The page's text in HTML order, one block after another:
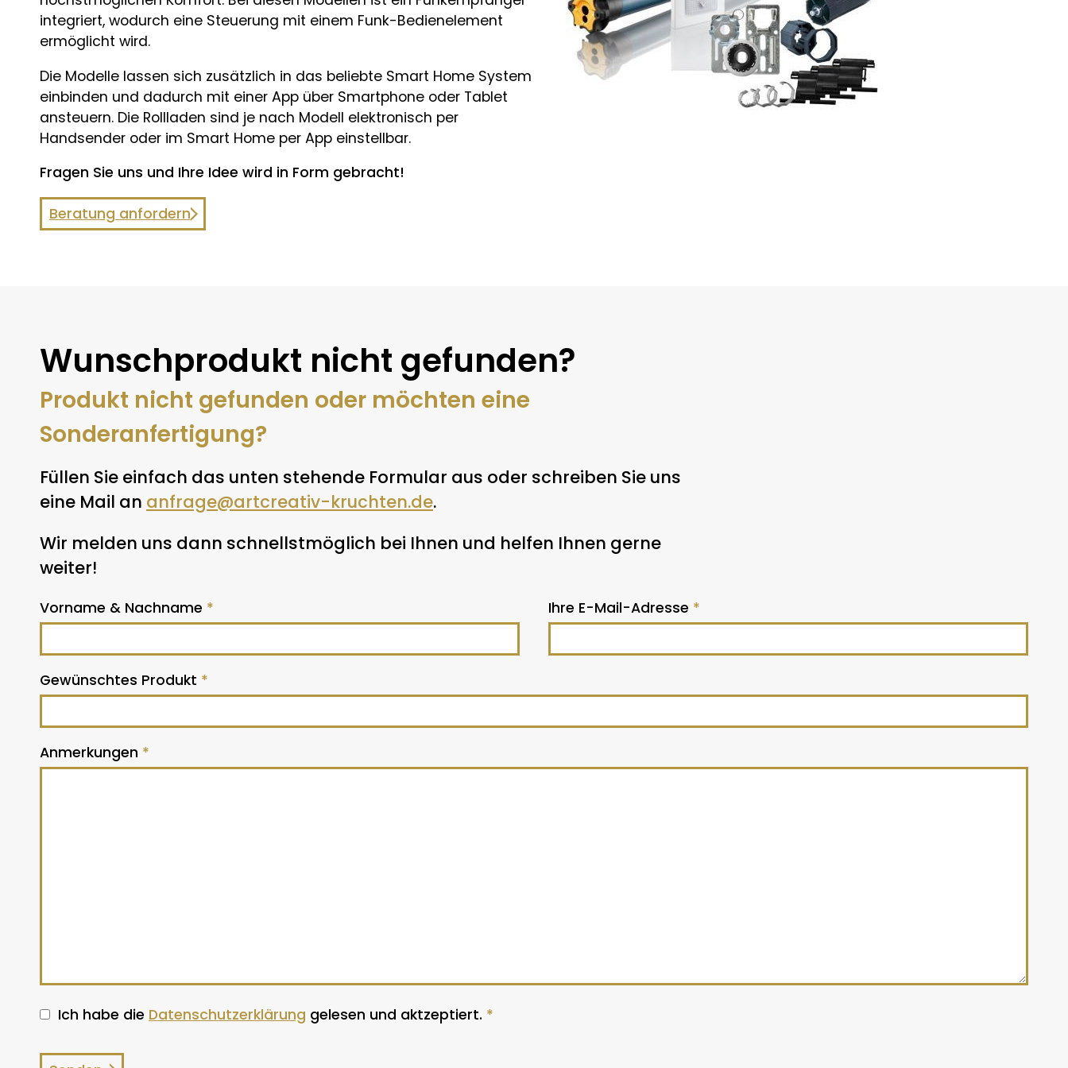
integriert, wodurch eine Steuerung mit einem Funk-Bedienelement
ermöglicht wird.
Die Modelle lassen sich zusätzlich in das beliebte Smart Home System
einbinden und dadurch mit einer App über Smartphone oder Tablet
ansteuern. Die Rollladen sind je nach Modell elektronisch per
Handsender oder im Smart Home per App einstellbar.
Fragen Sie uns und Ihre Idee wird in Form gebracht!
Beratung anfordern
Wunschprodukt nicht gefunden?
Produkt nicht gefunden oder möchten eine
Sonderanfertigung?
Füllen Sie einfach das unten stehende Formular aus oder schreiben Sie uns
eine Mail an anfrage@artcreativ-kruchten.de.
Wir melden uns dann schnellstmöglich bei Ihnen und helfen Ihnen gerne
weiter!
Vorname & Nachname * Ihre E-Mail-Adresse *
Gewünschtes Produkt *
Anmerkungen *
Ich habe die Datenschutzerklärung gelesen und aktzeptiert. *